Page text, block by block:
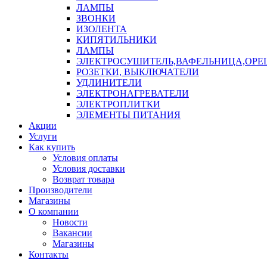
ЛАМПЫ
ЗВОНКИ
ИЗОЛЕНТА
КИПЯТИЛЬНИКИ
ЛАМПЫ
РОЗЕТКИ, ВЫКЛЮЧАТЕЛИ
УДЛИНИТЕЛИ
ЭЛЕКТРОНАГРЕВАТЕЛИ
ЭЛЕКТРОПЛИТКИ
ЭЛЕМЕНТЫ ПИТАНИЯ
Акции
Услуги
Как купить
Условия оплаты
Условия доставки
Возврат товара
Производители
Магазины
О компании
Новости
Вакансии
Магазины
Контакты